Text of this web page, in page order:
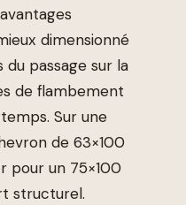
dimensionné
passage sur la
de flambement
Sur une
de 63×100
pour un 75×100
structurel.